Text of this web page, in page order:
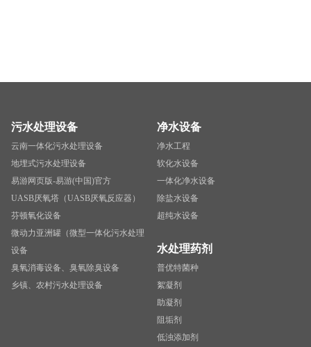
污水处理设备
云南一体化污水处理设备
地埋式污水处理设备
易游网页版-易游(中国)官方
UASB厌氧塔（UASB厌氧反应器）
芬顿氧化设备
微动力亚洲罐（微型一体化污水处理
设备
臭氧消毒设备、臭氧除臭设备
乡镇、农村污水处理设备
净水设备
净水工程
软化水设备
一体化净水设备
除盐水设备
超纯水设备
水处理药剂
普优特菌种
絮凝剂
助凝剂
阻垢剂
低浊添加剂